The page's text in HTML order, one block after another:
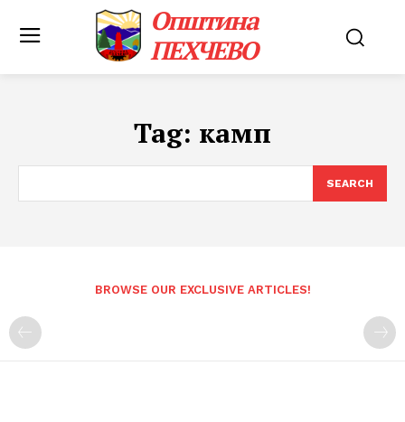
Општина
ПЕХЧЕВО
Tag: камп
SEARCH
BROWSE OUR EXCLUSIVE ARTICLES!